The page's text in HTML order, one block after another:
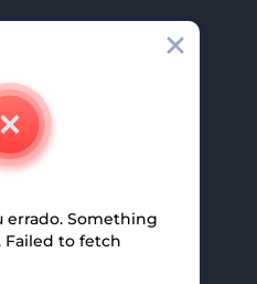
Afiliados
errado. Something
to fetch